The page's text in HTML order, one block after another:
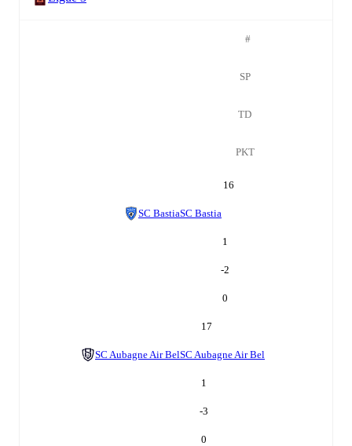
#
SP
TD
PKT
16
SC BastiaSC Bastia
1
-2
0
17
SC Aubagne Air BelSC Aubagne Air Bel
1
-3
0